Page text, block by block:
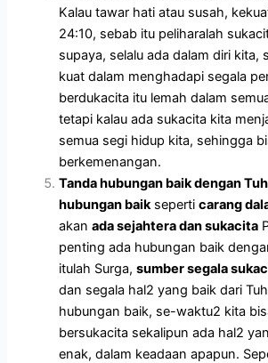
Kalau tawar hati atau susah,
24:10, sebab itu peliharalah
supaya, selalu ada dalam diri kita,
kuat dalam menghadapi segala
berdukacita itu lemah dalam
tetapi kalau ada sukacita kita
semua segi hidup kita, sehingga
berkemenangan.
Tanda hubungan baik dengan
hubungan baikseperticarang
akanada sejahtera dan sukacita
penting ada hubungan baik
itulah Surga,sumber segala
dan segala hal2 yang baik dari
hubungan baik, se-waktu2 kita
bersukacita sekalipun ada hal2
enak, dalam keadaan apapun.